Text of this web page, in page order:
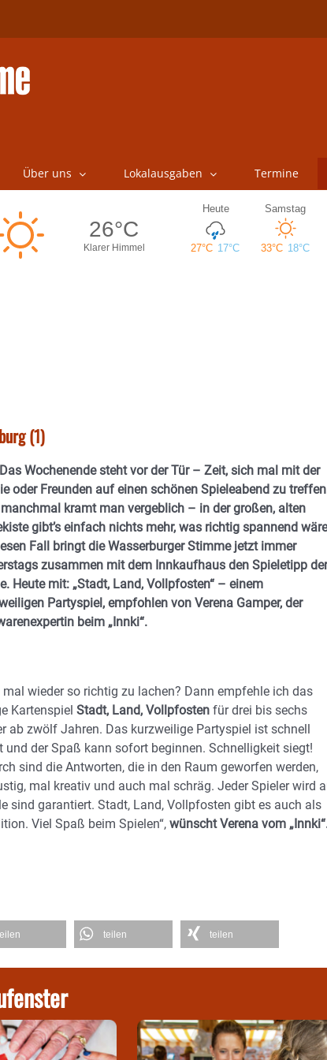
Über uns Lokalausgaben Termine
(1)
Wochenende steht vor der Tür – Zeit, sich mal mit der
oder Freunden auf einen schönen Spieleabend zu
kramt man vergeblich – in der großen, alten
gibt’s einfach nichts mehr, was richtig spannend
Fall bringt die Wasserburger Stimme jetzt immer
zusammen mit dem Innkaufhaus den Spieletipp der
Heute mit: „Stadt, Land, Vollpfosten“ – einem
Partyspiel, empfohlen von Verena Gamper, der
beim „Innki“.
mal wieder so richtig zu lachen? Dann empfehle ich das
Kartenspiel Stadt, Land, Vollpfosten für drei bis sechs
ab zwölf Jahren. Das kurzweilige Partyspiel ist schnell
und der Spaß kann sofort beginnen. Schnelligkeit siegt!
sind die Antworten, die in den Raum geworfen werden,
mal kreativ und auch mal schräg. Jeder Spieler wird
sind garantiert. Stadt, Land, Vollpfosten gibt es auch als
Viel Spaß beim Spielen“, wünscht Verena vom
teilen teilen